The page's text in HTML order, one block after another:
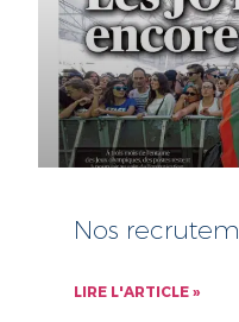
Nos
LIRE L'ARTICLE »